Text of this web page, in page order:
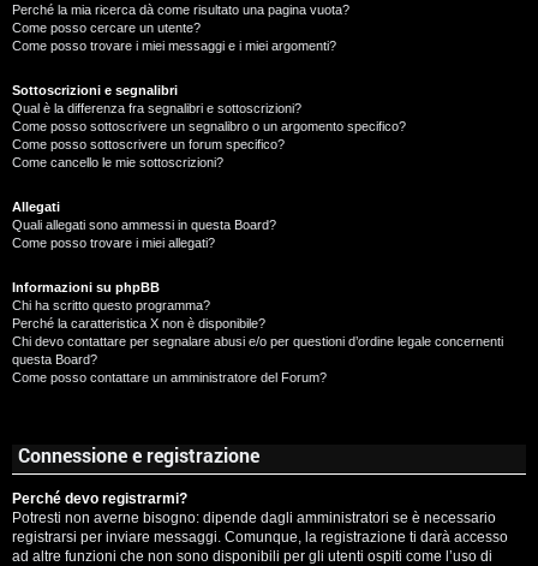
Perché la mia ricerca dà come risultato una pagina vuota?
Come posso cercare un utente?
Come posso trovare i miei messaggi e i miei argomenti?
Sottoscrizioni e segnalibri
Qual è la differenza fra segnalibri e sottoscrizioni?
Come posso sottoscrivere un segnalibro o un argomento specifico?
Come posso sottoscrivere un forum specifico?
Come cancello le mie sottoscrizioni?
Allegati
Quali allegati sono ammessi in questa Board?
Come posso trovare i miei allegati?
Informazioni su phpBB
Chi ha scritto questo programma?
Perché la caratteristica X non è disponibile?
Chi devo contattare per segnalare abusi e/o per questioni d’ordine legale concernenti
questa Board?
Come posso contattare un amministratore del Forum?
Connessione e registrazione
Perché devo registrarmi?
Potresti non averne bisogno: dipende dagli amministratori se è necessario
registrarsi per inviare messaggi. Comunque, la registrazione ti darà accesso
ad altre funzioni che non sono disponibili per gli utenti ospiti come l’uso di